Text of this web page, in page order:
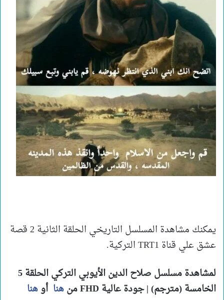
يمكنك مشاهدة المسلسل التاريخي الحلقة الثانية 2 قصة
عشق علي قناة TRT1 التركية.
لمشاهدة مسلسل صلاح الدين الأيوبي التركي الحلقة 5
الخامسة (مترجم) | جودة عالية FHD من
هنا أوهنا